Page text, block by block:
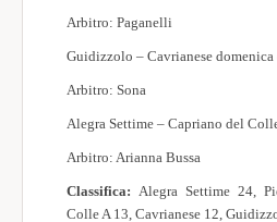
Arbitro: Paganelli
Guidizzolo – Cavrianese domenica
Arbitro: Sona
Alegra Settime – Capriano del
Arbitro: Arianna Bussa
Classifica: Alegra Settime 24,
Colle A 13, Cavrianese 12,